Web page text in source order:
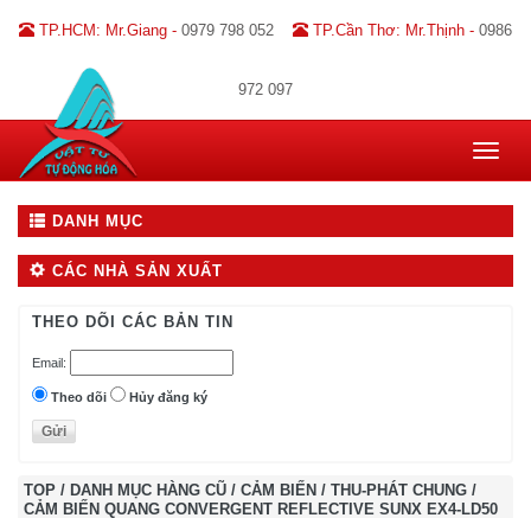
TP.HCM: Mr.Giang - 0979 798 052 TP.Cần Thơ: Mr.Thịnh - 0986
972 097
Toggle
DANH MỤC
CÁC NHÀ SẢN XUẤT
THEO DÕI CÁC BẢN TIN
Email:
Theo dõi Hủy đăng ký
TOP / DANH MỤC HÀNG CŨ / CẢM BIẾN / THU-PHÁT CHUNG /
CẢM BIẾN QUANG CONVERGENT REFLECTIVE SUNX EX4-LD50